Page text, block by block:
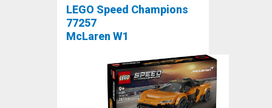
LEGO Speed Champions
77257
McLaren W1